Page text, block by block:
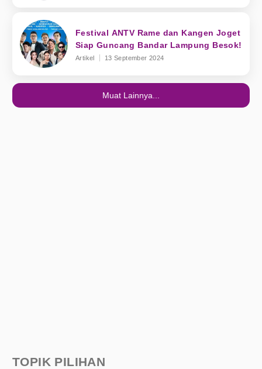
Festival ANTV Rame dan Kangen Joget
Siap Guncang Bandar Lampung Besok!
Artikel 13 September 2024
Muat Lainnya...
TOPIK PILIHAN